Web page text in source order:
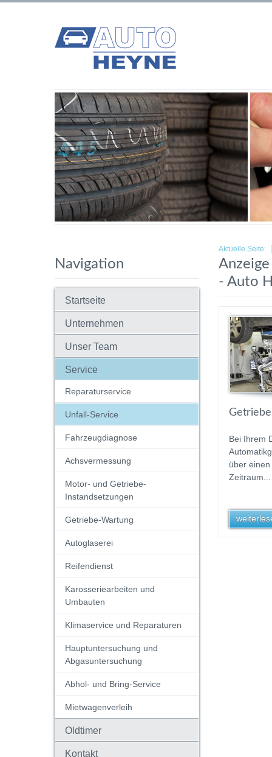
Navigation
Startseite
Unternehmen
Unser Team
Service
Reparaturservice
Unfall-Service
Fahrzeugdiagnose
Achsvermessung
Motor- und Getriebe-
Instandsetzungen
Getriebe-Wartung
Autoglaserei
Reifendienst
Karosseriearbeiten und
Umbauten
Klimaservice und Reparaturen
Hauptuntersuchung und
Abgasuntersuchung
Abhol- und Bring-Service
Mietwagenverleih
Oldtimer
Kontakt
Aktuelle Seite:
- Auto
Bei Ihrem
über
Zeitraum...